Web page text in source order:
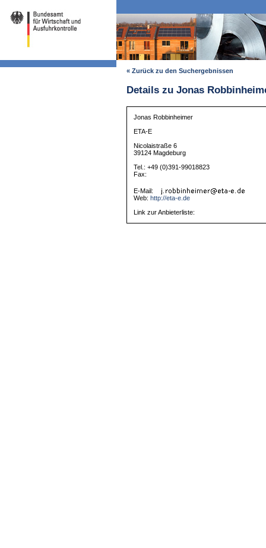
« Zurück zu den Suchergebnissen
Details zu Jonas
Jonas Robbinheimer
ETA-E
Nicolaistraße 6
39124 Magdeburg
Tel.: +49 (0)391-99018823
Fax:
E-Mail:
Web: http://eta-e.de
Link zur Anbieterliste: